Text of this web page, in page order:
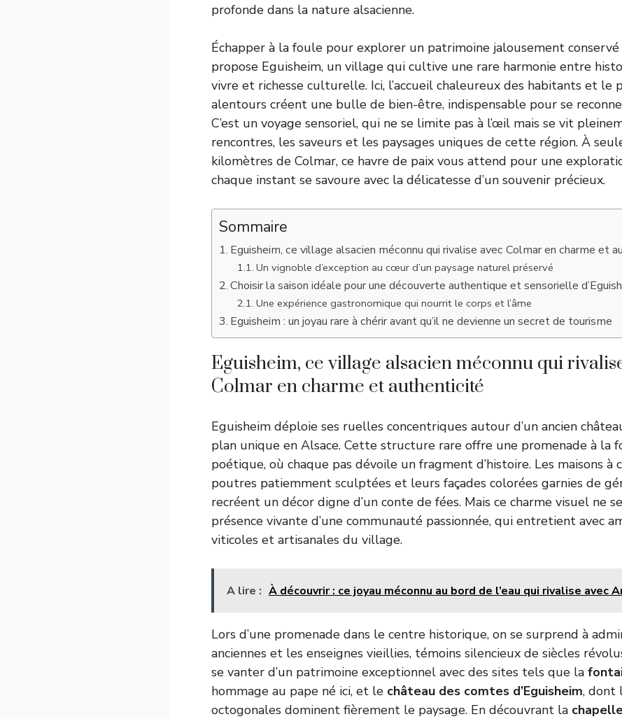
profonde dans la nature alsacienne.
Échapper à la foule pour explorer un patrimoine jalousement conservé
propose Eguisheim, un village qui cultive une rare harmonie entre
vivre et richesse culturelle. Ici, l’accueil chaleureux des habitants et le
alentours créent une bulle de bien-être, indispensable pour se
C’est un voyage sensoriel, qui ne se limite pas à l’œil mais se vit
rencontres, les saveurs et les paysages uniques de cette région. À
kilomètres de Colmar, ce havre de paix vous attend pour une
chaque instant se savoure avec la délicatesse d’un souvenir précieux.
Sommaire
Eguisheim, ce village alsacien méconnu qui rivalise avec Colmar en charme et
Un vignoble d’exception au cœur d’un paysage naturel préservé
Choisir la saison idéale pour une découverte authentique et sensorielle
Une expérience gastronomique qui nourrit le corps et l’âme
Eguisheim : un joyau rare à chérir avant qu’il ne devienne un secret de tourisme
Eguisheim, ce village alsacien méconnu qui
Colmar en charme et authenticité
Eguisheim déploie ses ruelles concentriques autour d’un ancien
plan unique en Alsace. Cette structure rare offre une promenade à la
poétique, où chaque pas dévoile un fragment d’histoire. Les maisons à
poutres patiemment sculptées et leurs façades colorées garnies de
recréent un décor digne d’un conte de fées. Mais ce charme visuel ne
présence vivante d’une communauté passionnée, qui entretient avec
viticoles et artisanales du village.
A lire : À découvrir : ce joyau méconnu au bord de l’eau qui rivalise avec
Lors d’une promenade dans le centre historique, on se surprend à
anciennes et les enseignes vieillies, témoins silencieux de siècles
se vanter d’un patrimoine exceptionnel avec des sites tels que la
hommage au pape né ici, et le château des comtes d’Eguisheim, dont
octogonales dominent fièrement le paysage. En découvrant la